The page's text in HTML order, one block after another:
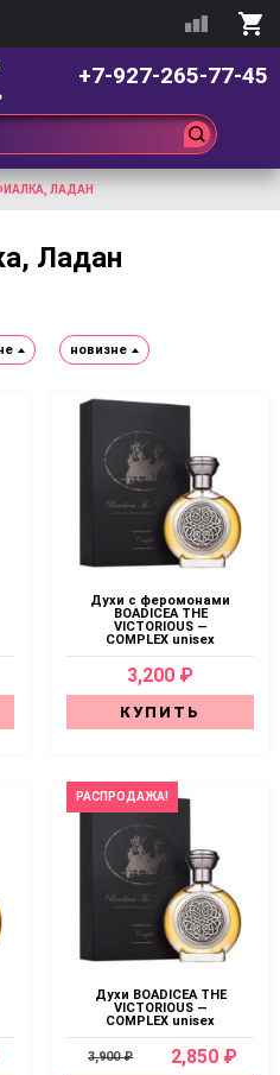
+7-927-265-77-45
ЛАДАН
Ладан
новизне
Духи с феромонами
BOADICEA THE
VICTORIOUS —
COMPLEX unisex
3,200 ₽
КУПИТЬ
РАСПРОДАЖА!
Духи BOADICEA THE
VICTORIOUS —
COMPLEX unisex
3,900 ₽ 2,850 ₽